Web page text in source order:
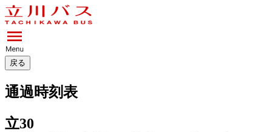
戻る
通過時刻表
立30